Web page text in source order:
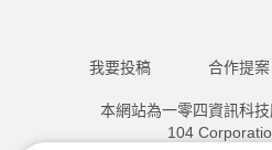
我要投稿 合作提案
本網站為一零四資訊科
104